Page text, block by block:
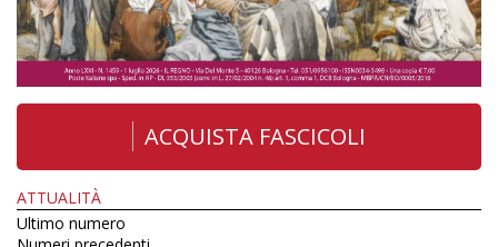
ACQUISTA FASCICOLI
ATTUALITÀ
Ultimo numero